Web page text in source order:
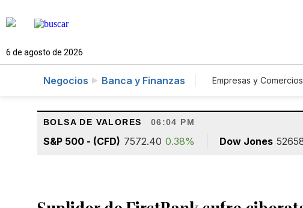
6 de agosto de 2026
Negocios Banca y Finanzas Empresas y Comercios
BOLSA DE VALORES 06:04 PM
S&P 500 - (CFD) 7572.40 0.38% Dow Jones